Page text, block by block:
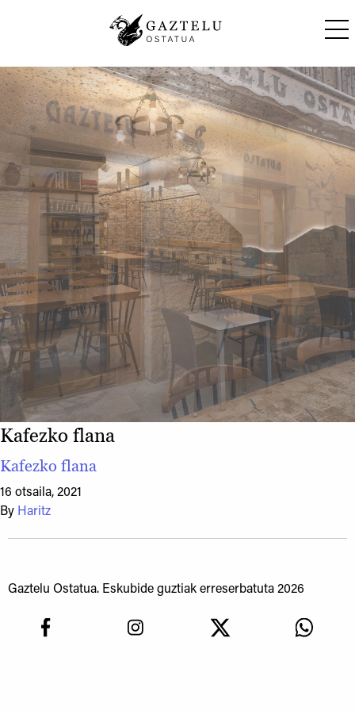
Kafezko flana
Kafezko flana
16 otsaila, 2021
By Haritz
Gaztelu Ostatua. Eskubide guztiak erreserbatuta 2026